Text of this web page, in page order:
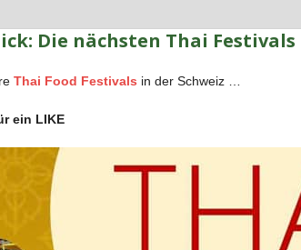
Die nächsten Thai Festivals
Thai Food Festivals in der Schweiz …
ein LIKE